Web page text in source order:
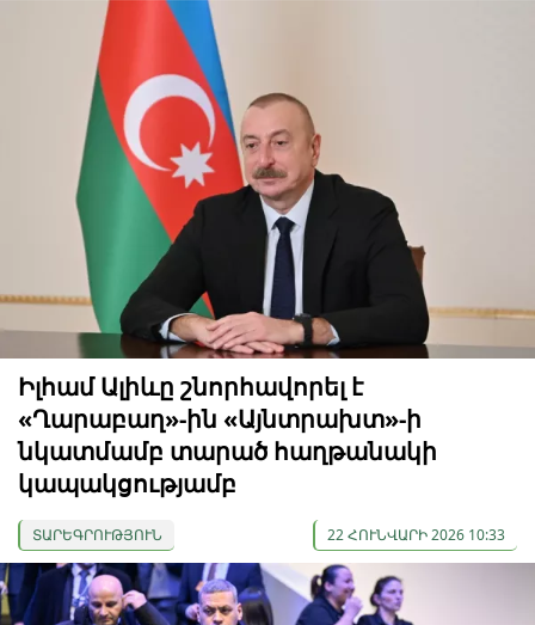
Իլհամ Ալիևը շնորհավորել է
«Ղարաբաղ»-ին «Այնտրախտ»-ի
նկատմամբ տարած հաղթանակի
կապակցությամբ
ՏԱՐԵԳՐՈՒԹՅՈՒՆ 22 ՀՈՒՆՎԱՐԻ 2026 10:33